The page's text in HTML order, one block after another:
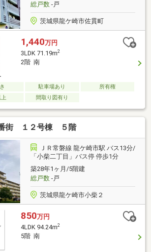
総戸数-戸
茨城県龍ケ崎市佐貫町
1,440万円
3LDK 71.19m2
2階 南
駐車場あり
所有権
間取り図有り
街 １２号棟 ５階
ＪＲ常磐線 龍ケ崎市駅 バス13分/
「小柴二丁目」バス停 停歩1分
築28年1ヶ月/5階建
総戸数-戸
茨城県龍ケ崎市小柴２
850万円
4LDK 94.24m2
5階 南